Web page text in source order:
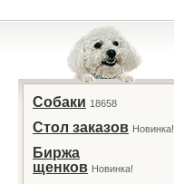
Собаки 18658
Стол заказов Новинка!
Биржа
щенков Новинка!